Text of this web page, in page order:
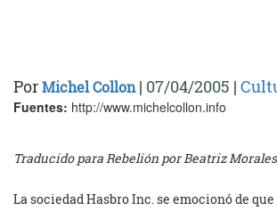
PorMichel Collon| 07/04/2005 |
Fuentes: http://www.michelcollon.info
Traducido para Rebelión por Beatriz
La sociedad Hasbro Inc. se emocionó de